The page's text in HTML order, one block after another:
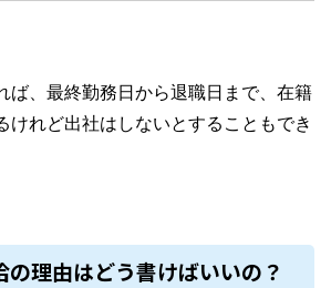
ば、最終勤務日から退職日まで、在籍
けれど出社はしないとすることもでき
の理由はどう書けばいいの？